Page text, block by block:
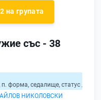
на групата
със - 38
форма, седалище, статус /
НИКОЛОВСКИ